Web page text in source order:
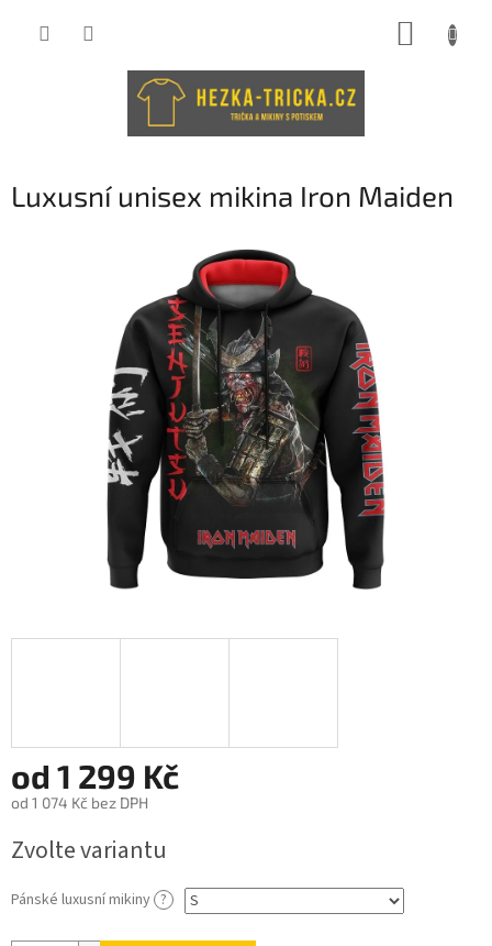
Luxusní unisex mikina Iron Maiden
od 1 299 Kč
od 1 074 Kč bez DPH
cena:
Zvolte variantu
Pánské luxusní mikiny ?